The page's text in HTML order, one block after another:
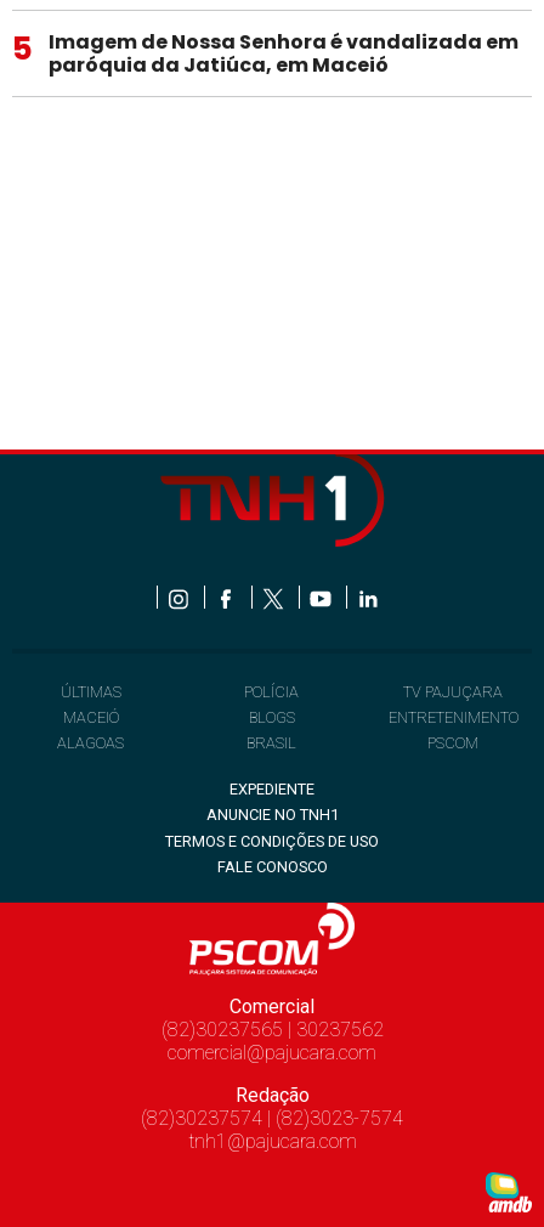
5
Imagem de Nossa Senhora é vandalizada em
paróquia da Jatiúca, em Maceió
ÚLTIMAS
MACEIÓ
ALAGOAS
POLÍCIA
BLOGS
BRASIL
TV PAJUÇARA
ENTRETENIMENTO
PSCOM
EXPEDIENTE
ANUNCIE NO TNH1
TERMOS E CONDIÇÕES DE USO
FALE CONOSCO
Comercial
(82)30237565 | 30237562
comercial@pajucara.com
Redação
(82)30237574 | (82)3023-7574
tnh1@pajucara.com